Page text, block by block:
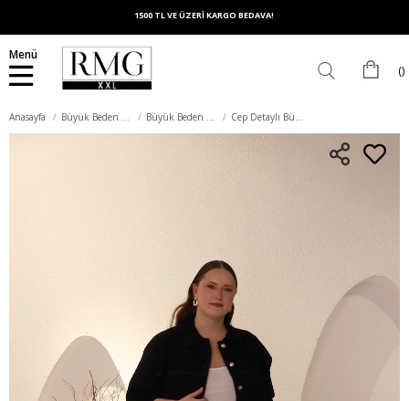
1500 TL VE ÜZERİ KARGO BEDAVA!
Menü
Anasayfa Büyük Beden Dış Giyim Büyük Beden Ceket Cep Detaylı Büyük Beden Kadın Kot Ceket Siyah